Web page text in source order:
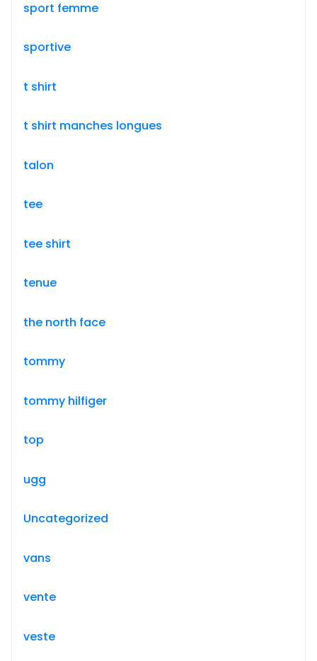
sport femme
sportive
t shirt
t shirt manches longues
talon
tee
tee shirt
tenue
the north face
tommy
tommy hilfiger
top
ugg
Uncategorized
vans
vente
veste